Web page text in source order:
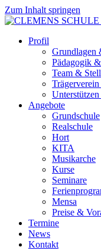
Zum Inhalt springen
Profil
Grundlagen
Pädagogik
Team &
Angebote
Grundschule
Realschule
Hort
KITA
Musikarche
Kurse
Seminare
Mensa
Preise &
Termine
News
Kontakt